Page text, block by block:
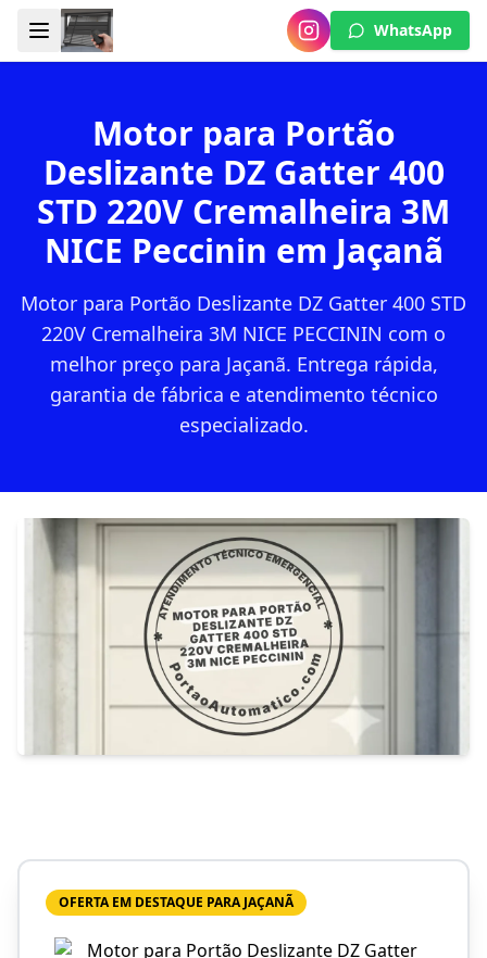
WhatsApp
Motor para Portão
Deslizante DZ Gatter 400
STD 220V Cremalheira 3M
NICE Peccinin em Jaçanã
Motor para Portão Deslizante DZ Gatter 400 STD
220V Cremalheira 3M NICE PECCININ com o
melhor preço para Jaçanã. Entrega rápida,
garantia de fábrica e atendimento técnico
especializado.
OFERTA EM DESTAQUE PARA JAÇANÃ